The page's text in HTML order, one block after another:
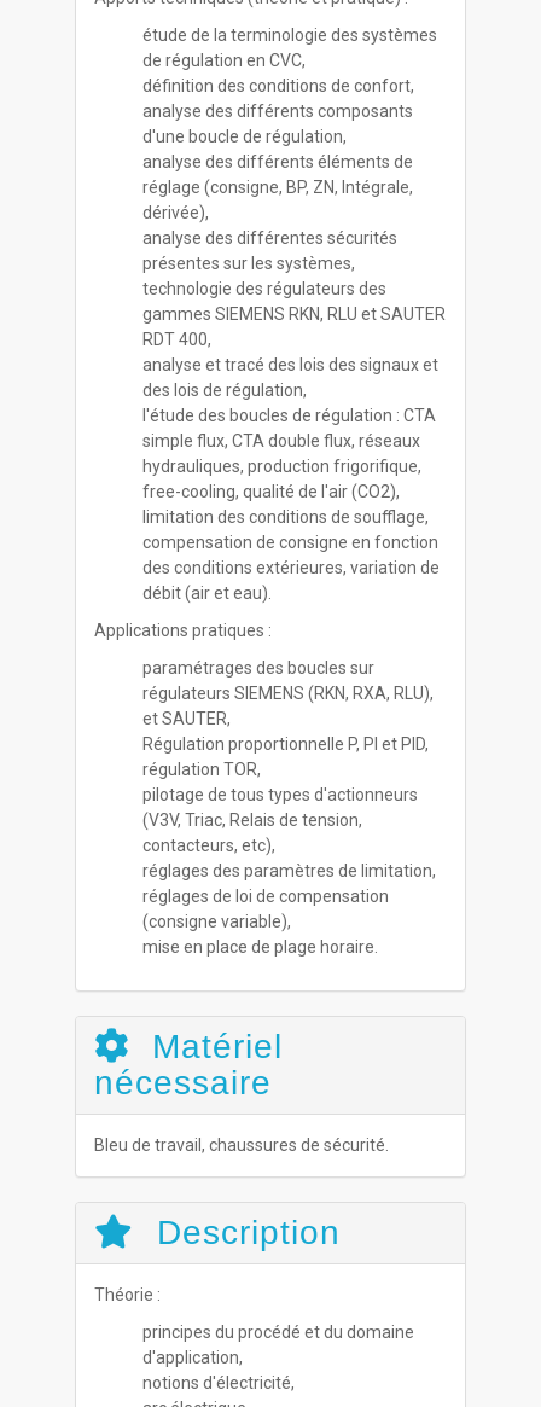
étude de la terminologie des systèmes
de régulation en CVC,
définition des conditions de confort,
analyse des différents composants
d'une boucle de régulation,
analyse des différents éléments de
réglage (consigne, BP, ZN, Intégrale,
dérivée),
analyse des différentes sécurités
présentes sur les systèmes,
technologie des régulateurs des
gammes SIEMENS RKN, RLU et SAUTER
RDT 400,
analyse et tracé des lois des signaux et
des lois de régulation,
l'étude des boucles de régulation : CTA
simple flux, CTA double flux, réseaux
hydrauliques, production frigorifique,
free-cooling, qualité de l'air (CO2),
limitation des conditions de soufflage,
compensation de consigne en fonction
des conditions extérieures, variation de
débit (air et eau).
Applications pratiques :
paramétrages des boucles sur
régulateurs SIEMENS (RKN, RXA, RLU),
et SAUTER,
Régulation proportionnelle P, PI et PID,
régulation TOR,
pilotage de tous types d'actionneurs
(V3V, Triac, Relais de tension,
contacteurs, etc),
réglages des paramètres de limitation,
réglages de loi de compensation
(consigne variable),
mise en place de plage horaire.
Matériel
nécessaire
Bleu de travail, chaussures de sécurité.
Description
Théorie :
principes du procédé et du domaine
d'application,
notions d'électricité,